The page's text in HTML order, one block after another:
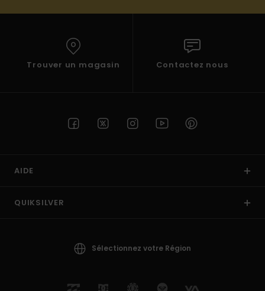
Trouver un magasin Contactez nous
AIDE
QUIKSILVER
Sélectionnez votre Région